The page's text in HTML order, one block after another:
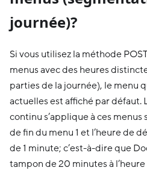
journée)?
Si vous utilisez la méthode
menus avec des heures
parties de la journée), le menu
actuelles est affiché par défaut.
continu s’applique à ces menus
de fin du menu 1 et l’heure de
de 1 minute; c’est-à-dire que
tampon de 20 minutes à